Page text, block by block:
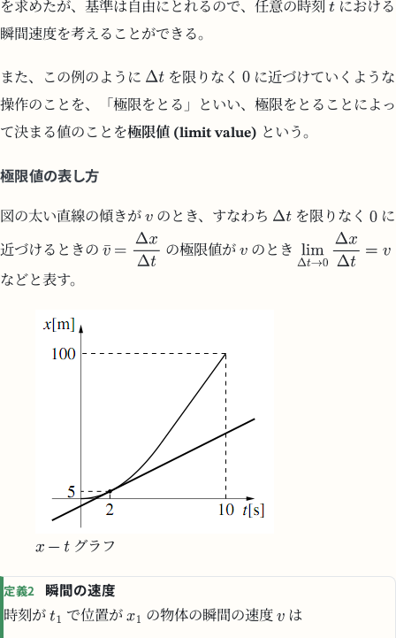
を求めたが、基準は自由にとれるので、任意の時刻
における
瞬間速度を考えることができる。
また、この例のように を限りなく
に近づけていくような
操作のことを、「極限をとる」といい、極限をとることによっ
て決まる値のことを極限値 (limit value) という。
極限値の表し方
図の太い直線の傾きが のとき、すなわち を限りなく に
近づけるときの の極限値が のとき
などと表す。
グラフ
定義2 瞬間の速度
時刻が で位置が の物体の瞬間の速度 は